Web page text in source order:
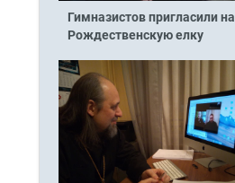
Гимназистов пригласили на
Рождественскую елку